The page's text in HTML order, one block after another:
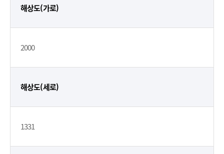
해상도(가로)
2000
해상도(세로)
1331